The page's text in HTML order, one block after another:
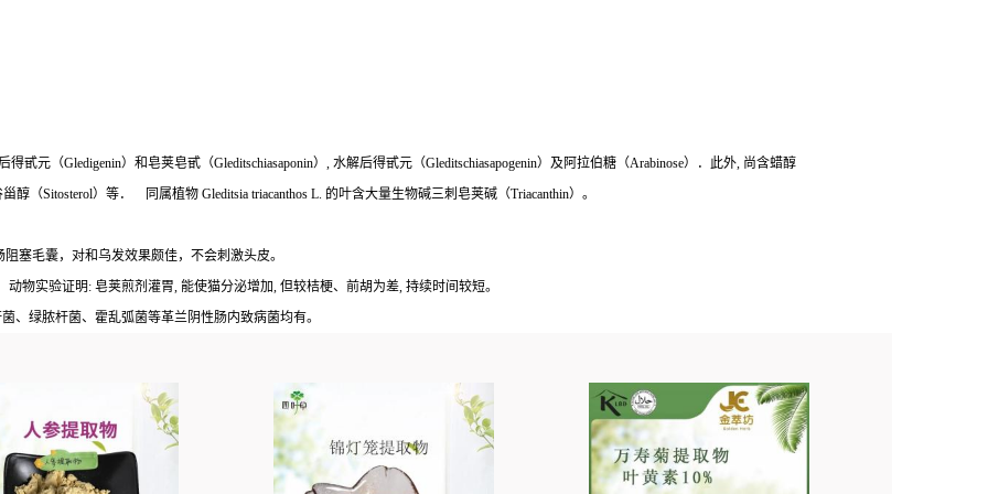
甙元（Gledigenin）和皂荚皂甙（Gleditschiasaponin）, 水解后得甙元（Gleditschiasapogenin）及阿拉伯糖（Arabinose）．此外, 尚含蜡醇
醇（Sitosterol）等． 同属植物 Gleditsia triacanthos L. 的叶含大量生物碱三刺皂荚碱（Triacanthin）。
塞毛囊，对和乌发效果颇佳，不会刺激头皮。
物实验证明: 皂荚煎剂灌胃, 能使猫分泌增加, 但较桔梗、前胡为差, 持续时间较短。
、绿脓杆菌、霍乱弧菌等革兰阴性肠内致病菌均有。